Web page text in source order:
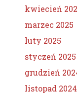
kwiecień
marzec 2025
luty 2025
styczeń 2025
grudzień
listopad 2024